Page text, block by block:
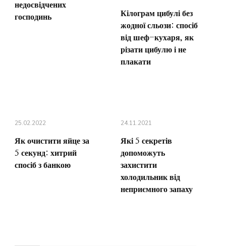
недосвідчених
господинь
Кілограм цибулі без
жодної сльози: спосіб
від шеф-кухаря, як
різати цибулю і не
плакати
25.02.2022
Як очистити яйце за
5 секунд: хитрий
спосіб з банкою
24.11.2021
Які 5 секретів
допоможуть
захистити
холодильник від
неприємного запаху